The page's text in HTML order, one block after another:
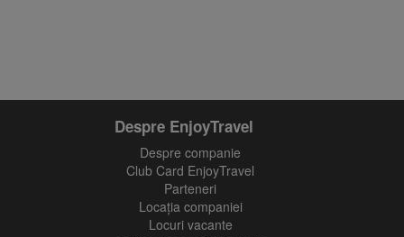
Despre EnjoyTravel
Despre companie
Club Card EnjoyTravel
Parteneri
Locaţia companiei
Locuri vacante